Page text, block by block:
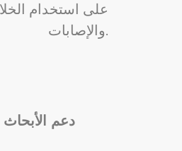
على استخدام
والإصابات.
دعم الأبحاث